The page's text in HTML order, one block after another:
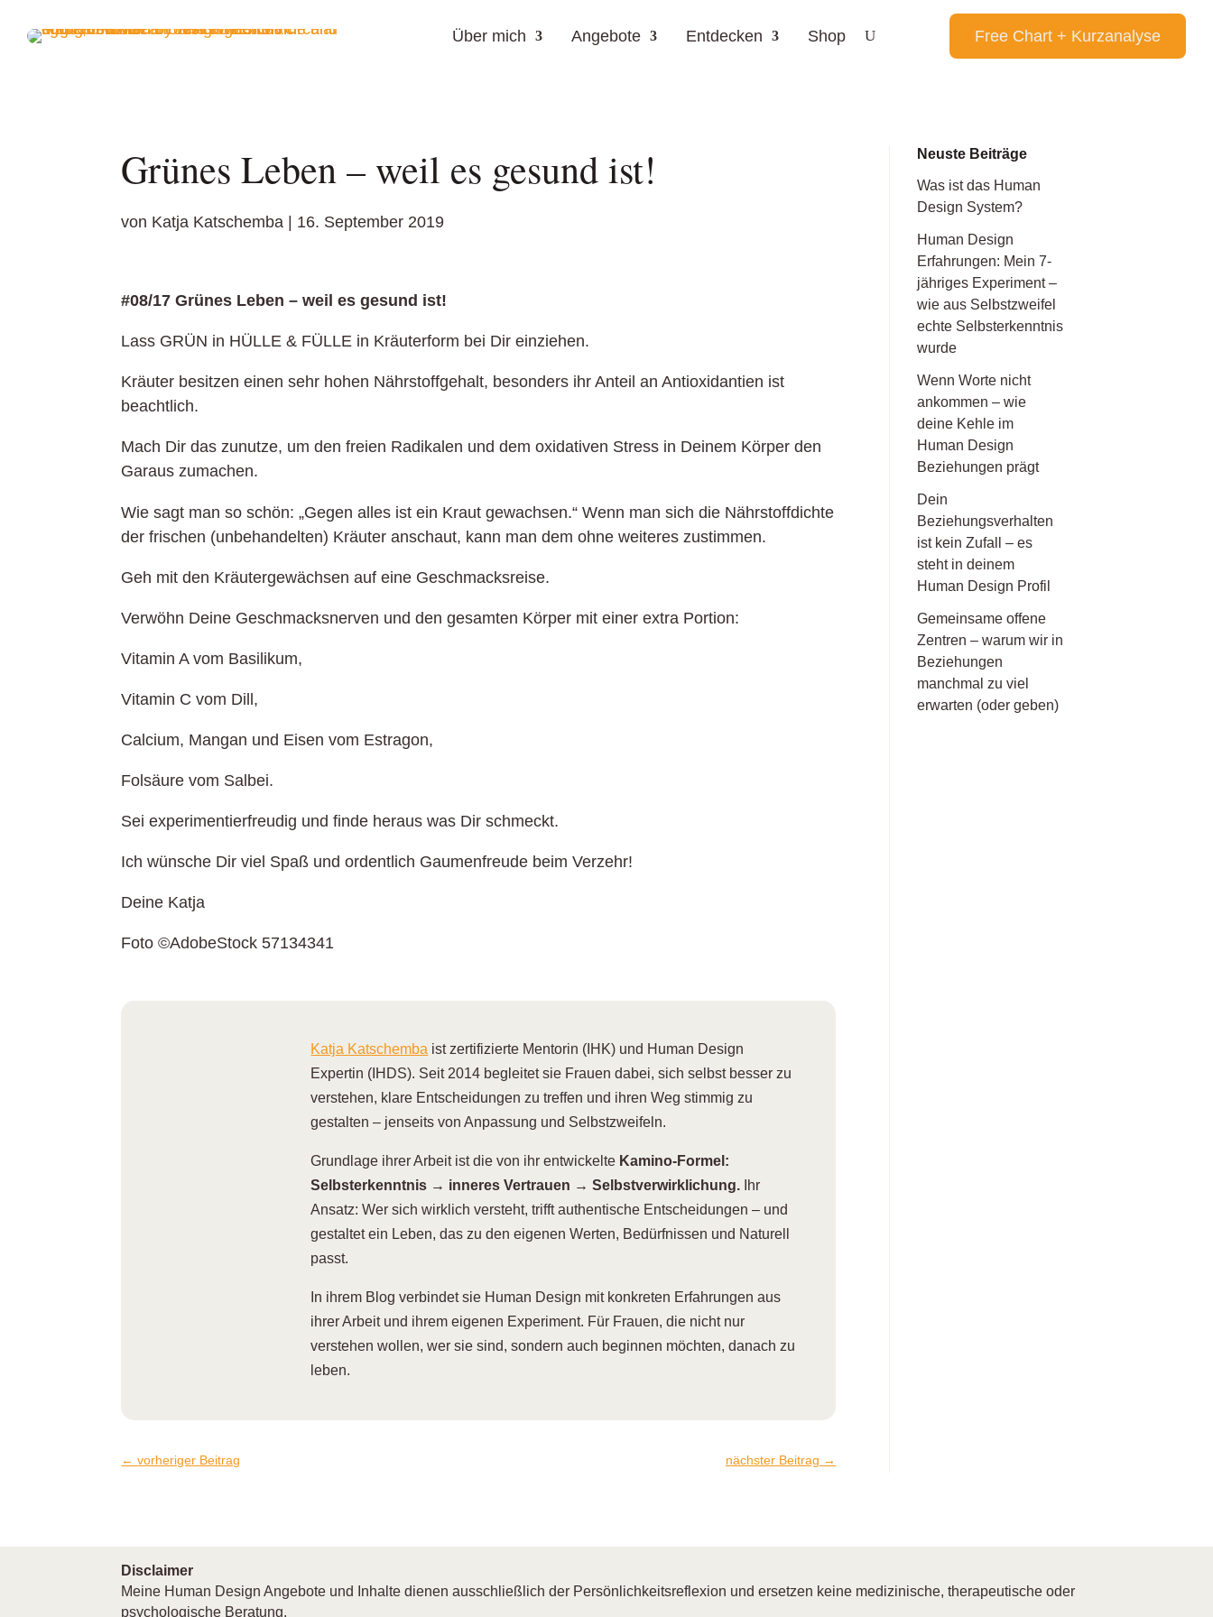
Über mich Angebote Entdecken Shop Free Chart + Kurzanalyse
Grünes Leben – weil es gesund ist!
von Katja Katschemba | 16. September 2019
#08/17 Grünes Leben – weil es gesund ist!
Lass GRÜN in HÜLLE & FÜLLE in Kräuterform bei Dir einziehen.
Kräuter besitzen einen sehr hohen Nährstoffgehalt, besonders ihr Anteil an Antioxidantien ist
beachtlich.
Mach Dir das zunutze, um den freien Radikalen und dem oxidativen Stress in Deinem Körper den
Garaus zumachen.
Wie sagt man so schön: „Gegen alles ist ein Kraut gewachsen.“ Wenn man sich die Nährstoffdichte
der frischen (unbehandelten) Kräuter anschaut, kann man dem ohne weiteres zustimmen.
Geh mit den Kräutergewächsen auf eine Geschmacksreise.
Verwöhn Deine Geschmacksnerven und den gesamten Körper mit einer extra Portion:
Vitamin A vom Basilikum,
Vitamin C vom Dill,
Calcium, Mangan und Eisen vom Estragon,
Folsäure vom Salbei.
Sei experimentierfreudig und finde heraus was Dir schmeckt.
Ich wünsche Dir viel Spaß und ordentlich Gaumenfreude beim Verzehr!
Deine Katja
Foto ©AdobeStock 57134341
Katja Katschemba ist zertifizierte Mentorin (IHK) und Human Design
Expertin (IHDS). Seit 2014 begleitet sie Frauen dabei, sich selbst besser zu
verstehen, klare Entscheidungen zu treffen und ihren Weg stimmig zu
gestalten – jenseits von Anpassung und Selbstzweifeln.
Grundlage ihrer Arbeit ist die von ihr entwickelte Kamino-Formel:
Selbsterkenntnis → inneres Vertrauen → Selbstverwirklichung. Ihr
Ansatz: Wer sich wirklich versteht, trifft authentische Entscheidungen – und
gestaltet ein Leben, das zu den eigenen Werten, Bedürfnissen und Naturell
passt.
n ihrem Blog verbindet sie Human Design mit konkreten Erfahrungen aus
ihrer Arbeit und ihrem eigenen Experiment. Für Frauen, die nicht nur
verstehen wollen, wer sie sind, sondern auch beginnen möchten, danach zu
leben.
←vorheriger Beitrag nächster Beitrag →
Neuste Beiträge
Was ist das Human
Design System?
Human Design
Erfahrungen: Mein 7-
jähriges Experiment –
wie aus Selbstzweifel
echte Selbsterkenntnis
wurde
Wenn Worte nicht
ankommen – wie
deine Kehle im
Human Design
Beziehungen prägt
Dein
Beziehungsverhalten
ist kein Zufall – es
steht in deinem
Human Design Profil
Gemeinsame offene
Zentren – warum wir in
Beziehungen
manchmal zu viel
erwarten (oder geben)
Disclaimer
Meine Human Design Angebote und Inhalte dienen ausschließlich der Persönlichkeitsreflexion und ersetzen keine medizinische, therapeutische oder
psychologische Beratung.